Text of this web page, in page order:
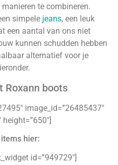
te combineren.
simpele jeans, een leuk
een aantal van ons niet
kunnen schudden hebben
alternatief voor je
Roxann boots
image_id=”26485437″
hier:
id=”949729″]